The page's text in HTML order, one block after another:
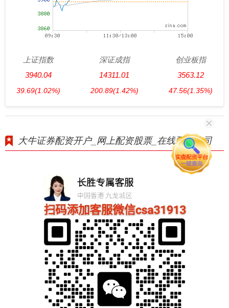
上证指数
3940.04
39.69(1.02%)
深证成指
14311.01
200.89(1.42%)
创业板指
3563.12
47.56(1.35%)
大牛证券配资开户_网上配资股票_在线配资公司